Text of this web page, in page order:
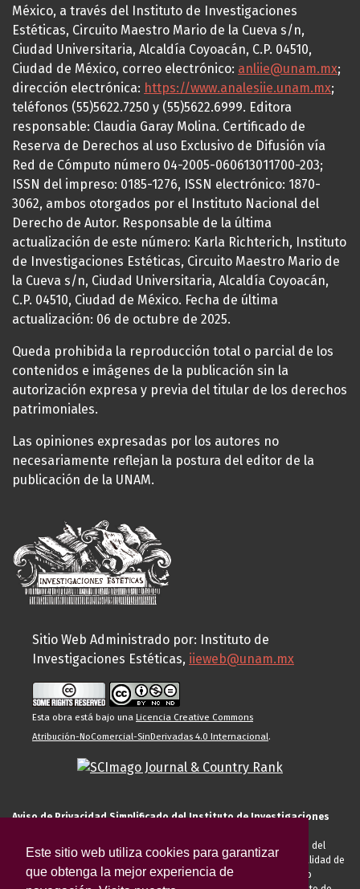
Este sitio web utiliza cookies para garantizar
que obtenga la mejor experiencia de
México, a través del Instituto de Investigaciones
Estéticas, Circuito Maestro Mario de la Cueva s/n,
Ciudad Universitaria, Alcaldía Coyoacán, C.P. 04510,
Ciudad de México, correo electrónico: anliie@unam.mx;
dirección electrónica: https://www.analesiie.unam.mx;
teléfonos (55)5622.7250 y (55)5622.6999. Editora
responsable: Claudia Garay Molina. Certificado de
Reserva de Derechos al uso Exclusivo de Difusión vía
Red de Cómputo número 04-2005-060613011700-203;
ISSN del impreso: 0185-1276, ISSN electrónico: 1870-
3062, ambos otorgados por el Instituto Nacional del
Derecho de Autor. Responsable de la última
actualización de este número: Karla Richterich, Instituto
de Investigaciones Estéticas, Circuito Maestro Mario de
la Cueva s/n, Ciudad Universitaria, Alcaldía Coyoacán,
C.P. 04510, Ciudad de México. Fecha de última
actualización: 06 de octubre de 2025.
Queda prohibida la reproducción total o parcial de los
contenidos e imágenes de la publicación sin la
autorización expresa y previa del titular de los derechos
patrimoniales.
Las opiniones expresadas por los autores no
necesariamente reflejan la postura del editor de la
publicación de la UNAM.
Sitio Web Administrado por: Instituto de
Investigaciones Estéticas, iieweb@unam.mx
Esta obra está bajo una Licencia Creative Commons
Atribución-NoComercial-SinDerivadas 4.0 Internacional.
Aviso de Privacidad Simplificado del Instituto de Investigaciones
El Instituto de Investigaciones Estéticas de la UNAM, es responsable del
tratamiento de sus datos personales para el registro de usted en calidad de
alumno, docente, personal de la entidad académica, conferencista o